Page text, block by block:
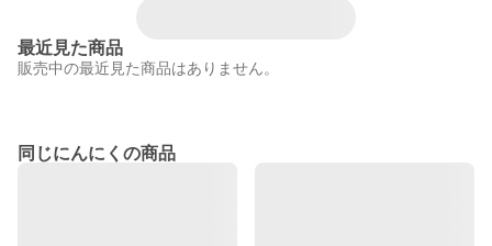
最近見た商品
販売中の最近見た商品はありません。
同じにんにくの商品